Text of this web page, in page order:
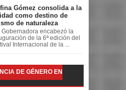
Gómez consolida a la
como destino de
de naturaleza
Gobernadora encabezó la
de la 6ª edición del
Internacional de la ...
DE GÉNERO EN